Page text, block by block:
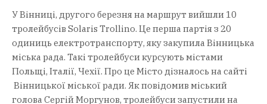
У Вінниці, другого березня на маршрут вийшли 10
тролейбусів Solaris Trollino. Це перша партія з 20
одиниць електротранспорту, яку закупила Вінницька
міська рада. Такі тролейбуси курсують містами
Польщі, Італії, Чехії. Про це Місто дізналось на сайті
Вінницької міської ради. Як повідомив міський
голова Сергій Моргунов, тролейбуси запустили на